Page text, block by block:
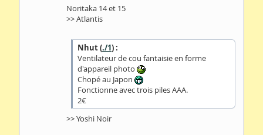
Noritaka 14 et 15
>> Atlantis
Nhut (./1) :
Ventilateur de cou fantaisie en forme
d'appareil photo
Chopé au Japon
Fonctionne avec trois piles AAA.
2€
>> Yoshi Noir